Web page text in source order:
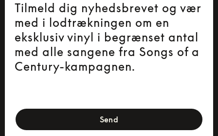
Tilmeld dig nyhedsbrevet og vær
med i lodtrækningen om en
eksklusiv vinyl i begrænset antal
med alle sangene fra Songs of a
Century-kampagnen.
Send